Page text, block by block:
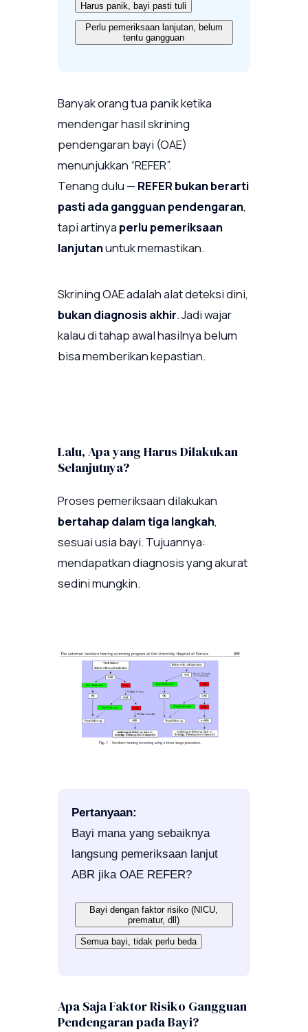
Harus panik, bayi pasti tuli
Perlu pemeriksaan lanjutan, belum
tentu gangguan
Banyak orang tua panik ketika
mendengar hasil skrining
pendengaran bayi (OAE)
menunjukkan “REFER”.
Tenang dulu — REFER bukan berarti
pasti ada gangguan pendengaran,
tapi artinya perlu pemeriksaan
lanjutanuntuk memastikan.
Skrining OAE adalah alat deteksi dini,
bukan diagnosis akhir. Jadi wajar
kalau di tahap awal hasilnya belum
bisa memberikan kepastian.
Lalu, Apa yang Harus Dilakukan
Selanjutnya?
Proses pemeriksaan dilakukan
bertahap dalam tiga langkah,
sesuai usia bayi. Tujuannya:
mendapatkan diagnosis yang akurat
sedini mungkin.
Pertanyaan:
Bayi mana yang sebaiknya
langsung pemeriksaan lanjut
ABR jika OAE REFER?
Bayi dengan faktor risiko (NICU,
prematur, dll)
Semua bayi, tidak perlu beda
Apa Saja Faktor Risiko Gangguan
Pendengaran pada Bayi?